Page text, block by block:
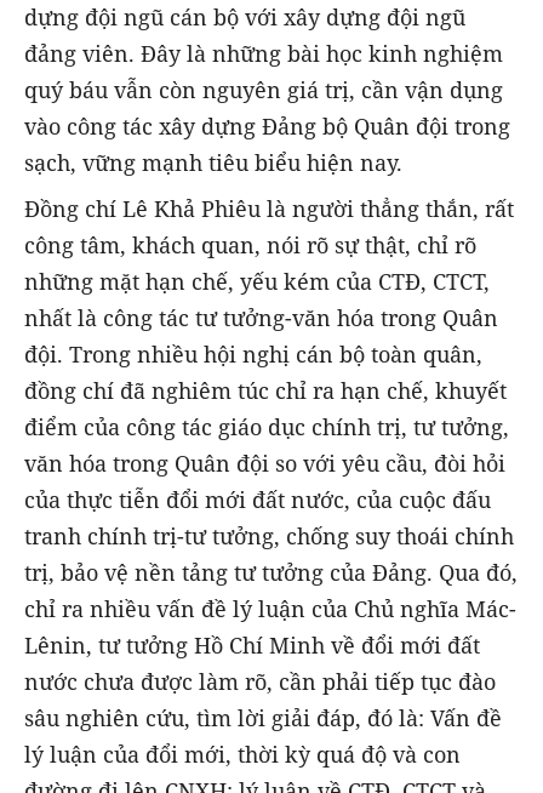
dựng đội ngũ cán bộ với xây dựng đội ngũ
đảng viên. Đây là những bài học kinh nghiệm
quý báu vẫn còn nguyên giá trị, cần vận dụng
vào công tác xây dựng Đảng bộ Quân đội trong
sạch, vững mạnh tiêu biểu hiện nay.
Đồng chí Lê Khả Phiêu là người thẳng thắn, rất
công tâm, khách quan, nói rõ sự thật, chỉ rõ
những mặt hạn chế, yếu kém của CTĐ, CTCT,
nhất là công tác tư tưởng-văn hóa trong Quân
đội. Trong nhiều hội nghị cán bộ toàn quân,
đồng chí đã nghiêm túc chỉ ra hạn chế, khuyết
điểm của công tác giáo dục chính trị, tư tưởng,
văn hóa trong Quân đội so với yêu cầu, đòi hỏi
của thực tiễn đổi mới đất nước, của cuộc đấu
tranh chính trị-tư tưởng, chống suy thoái chính
trị, bảo vệ nền tảng tư tưởng của Đảng. Qua đó,
chỉ ra nhiều vấn đề lý luận của Chủ nghĩa Mác-
Lênin, tư tưởng Hồ Chí Minh về đổi mới đất
nước chưa được làm rõ, cần phải tiếp tục đào
sâu nghiên cứu, tìm lời giải đáp, đó là: Vấn đề
lý luận của đổi mới, thời kỳ quá độ và con